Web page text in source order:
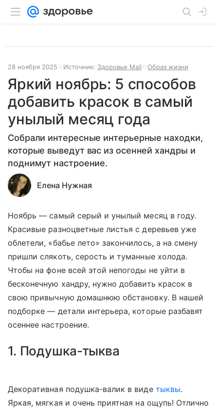
28 ноября 2025 Источник: Здоровье Mail Образ жизни
Яркий ноябрь: 5 способов
добавить красок в самый
унылый месяц года
Собрали интересные интерьерные находки,
которые выведут вас из осенней хандры и
поднимут настроение.
Елена Нужная
Ноябрь — самый серый и унылый месяц в году.
Красивые разноцветные листья с деревьев уже
облетели, «бабье лето» закончилось, а на смену
пришли слякоть, серость и туманные холода.
Чтобы на фоне всей этой непогоды не уйти в
бесконечную хандру, нужно добавить красок в
свою привычную домашнюю обстановку. В нашей
подборке — детали интерьера, которые разбавят
осеннее настроение.
1. Подушка-тыква
Декоративная подушка-валик в виде тыквы.
Яркая, мягкая и очень приятная на ощупь! Отлично